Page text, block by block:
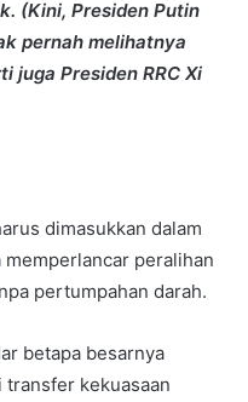
(Kini, Presiden Putin
pernah melihatnya
juga Presiden RRC Xi
dimasukkan dalam
peralihan
pertumpahan darah.
betapa besarnya
kekuasaan